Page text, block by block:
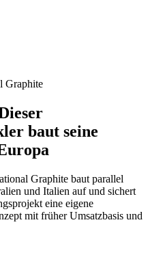
Graphite
baut seine
Graphite baut parallel
und Italien auf und sichert
eine eigene
mit früher Umsatzbasis und